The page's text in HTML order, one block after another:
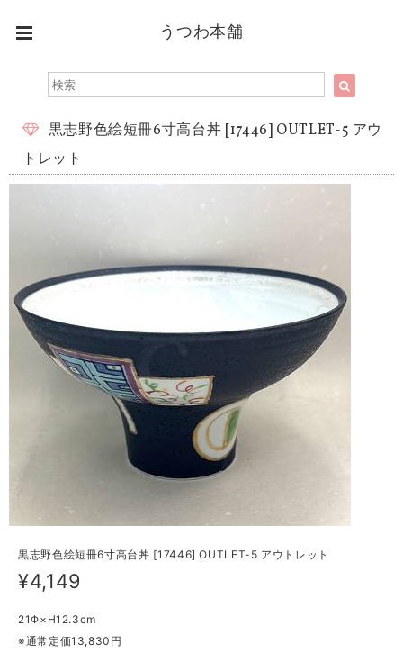
うつわ本舗
黒志野色絵短冊6寸高台丼 [17446] OUTLET-5 アウ
トレット
黒志野色絵短冊6寸高台丼 [17446] OUTLET-5 アウトレット
¥4,149
21Φ×H12.3cm
※通常定価13,830円